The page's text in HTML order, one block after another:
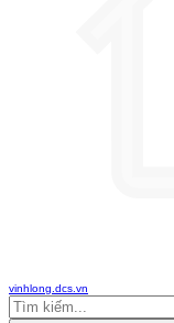
vinhlong.dcs.vn